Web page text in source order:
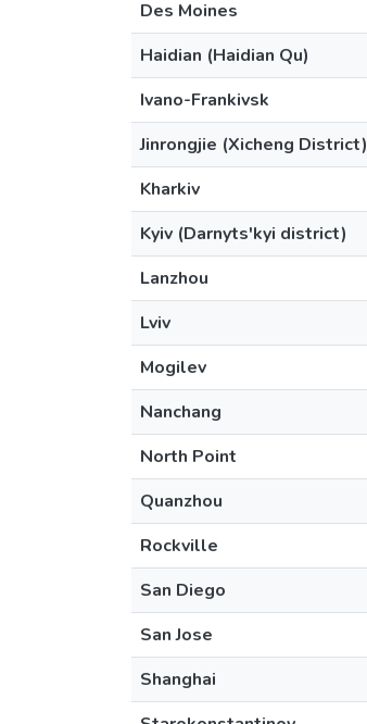
Des Moines
Haidian (Haidian Qu)
Ivano-Frankivsk
Jinrongjie (Xicheng District)
Kharkiv
Kyiv (Darnyts'kyi district)
Lanzhou
Lviv
Mogilev
Nanchang
North Point
Quanzhou
Rockville
San Diego
San Jose
Shanghai